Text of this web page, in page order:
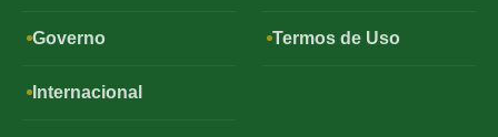
Governo
Internacional
Termos de Uso